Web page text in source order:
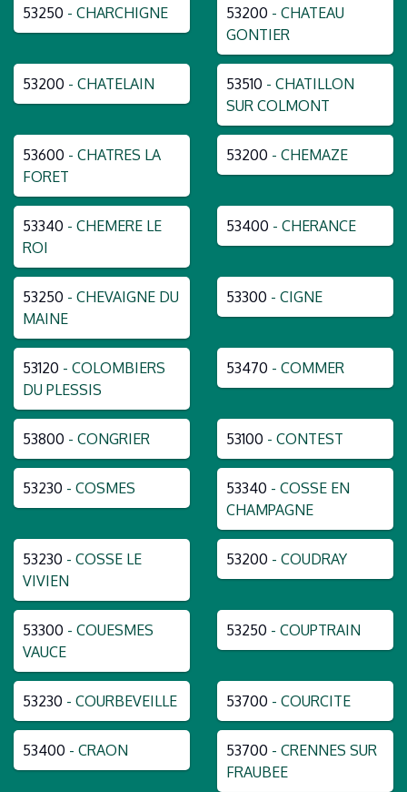
53250 - CHARCHIGNE 53200 - CHATEAU
GONTIER
53200 - CHATELAIN 53510 - CHATILLON
SUR COLMONT
53600 - CHATRES LA
FORET
53200 - CHEMAZE
53340 - CHEMERE LE
ROI
53400 - CHERANCE
53250 - CHEVAIGNE DU
MAINE
53300 - CIGNE
53120 - COLOMBIERS
DU PLESSIS
53470 - COMMER
53800 - CONGRIER 53100 - CONTEST
53230 - COSMES 53340 - COSSE EN
CHAMPAGNE
53230 - COSSE LE
VIVIEN
53200 - COUDRAY
53300 - COUESMES
VAUCE
53250 - COUPTRAIN
53230 - COURBEVEILLE 53700 - COURCITE
53400 - CRAON 53700 - CRENNES SUR
FRAUBEE